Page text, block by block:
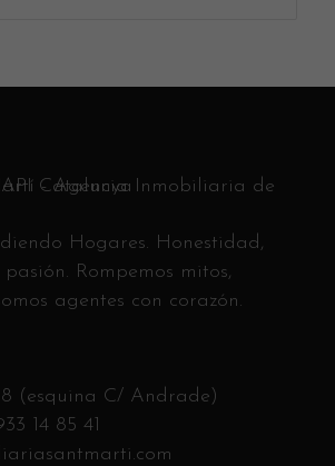
Hogares. Honestidad,
Rompemos mitos,
agentes con corazón.
(esquina C/ Andrade)
14 85 41